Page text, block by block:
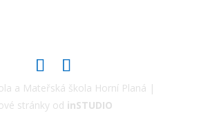
a Mateřská škola Horní Planá |
stránky od inSTUDIO